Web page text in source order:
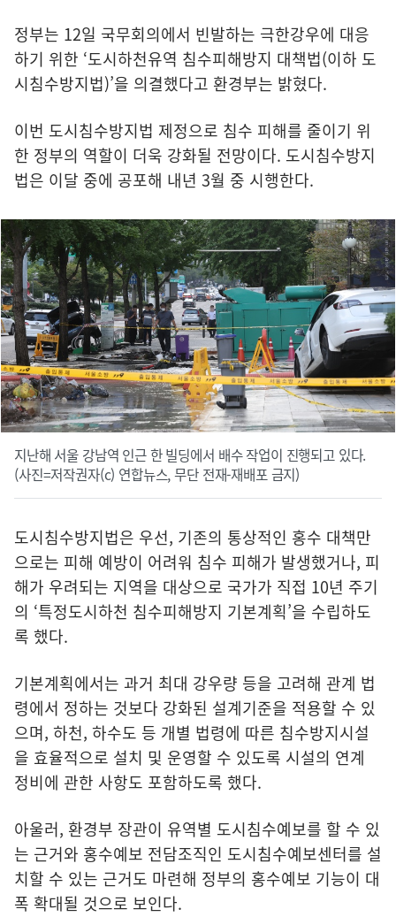
정부는 12일 국무회의에서 빈발하는 극한강우에 대응
하기 위한 ‘도시하천유역 침수피해방지 대책법(이하 도
시침수방지법)’을 의결했다고 환경부는 밝혔다.
이번 도시침수방지법 제정으로 침수 피해를 줄이기 위
한 정부의 역할이 더욱 강화될 전망이다. 도시침수방지
법은 이달 중에 공포해 내년 3월 중 시행한다.
지난해 서울 강남역 인근 한 빌딩에서 배수 작업이 진행되고 있다.
(사진=저작권자(c) 연합뉴스, 무단 전재-재배포 금지)
도시침수방지법은 우선, 기존의 통상적인 홍수 대책만
으로는 피해 예방이 어려워 침수 피해가 발생했거나, 피
해가 우려되는 지역을 대상으로 국가가 직접 10년 주기
의 ‘특정도시하천 침수피해방지 기본계획’을 수립하도
록 했다.
기본계획에서는 과거 최대 강우량 등을 고려해 관계 법
령에서 정하는 것보다 강화된 설계기준을 적용할 수 있
으며, 하천, 하수도 등 개별 법령에 따른 침수방지시설
을 효율적으로 설치 및 운영할 수 있도록 시설의 연계
정비에 관한 사항도 포함하도록 했다.
아울러, 환경부 장관이 유역별 도시침수예보를 할 수 있
는 근거와 홍수예보 전담조직인 도시침수예보센터를 설
치할 수 있는 근거도 마련해 정부의 홍수예보 기능이 대
폭 확대될 것으로 보인다.